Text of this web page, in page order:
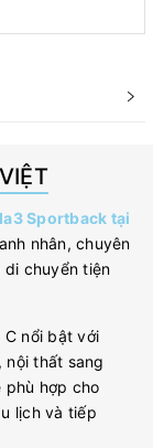
Sportback tại
nhân, chuyên
di chuyển tiện
nổi bật với
nội thất sang
phù hợp cho
lịch và tiếp